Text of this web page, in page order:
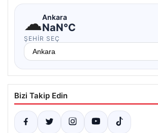
☁Ankara
NaN°C
ŞEHIR SEÇ
Bizi Takip Edin